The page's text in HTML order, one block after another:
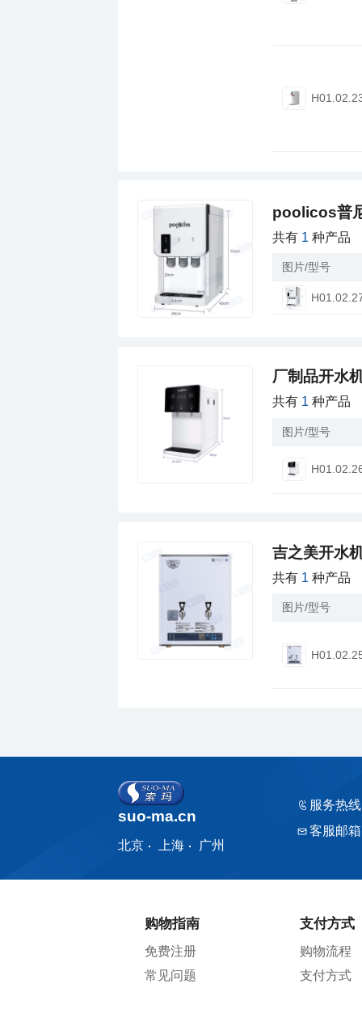
poolicos普
共有 1 种产品
图片/型号
厂制品开水
共有 1 种产品
图片/型号
吉之美开水
共有 1 种产品
图片/型号
suo-ma.cn
北京 上海 广州
服务热
客服邮
购物指南
免费注册
常见问题
支付方式
购物流程
支付方式